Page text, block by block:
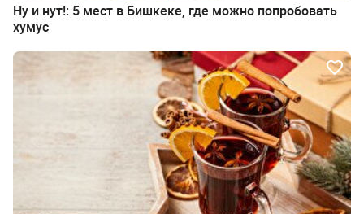
Ну и нут!: 5 мест в Бишкеке, где можно попробовать
хумус